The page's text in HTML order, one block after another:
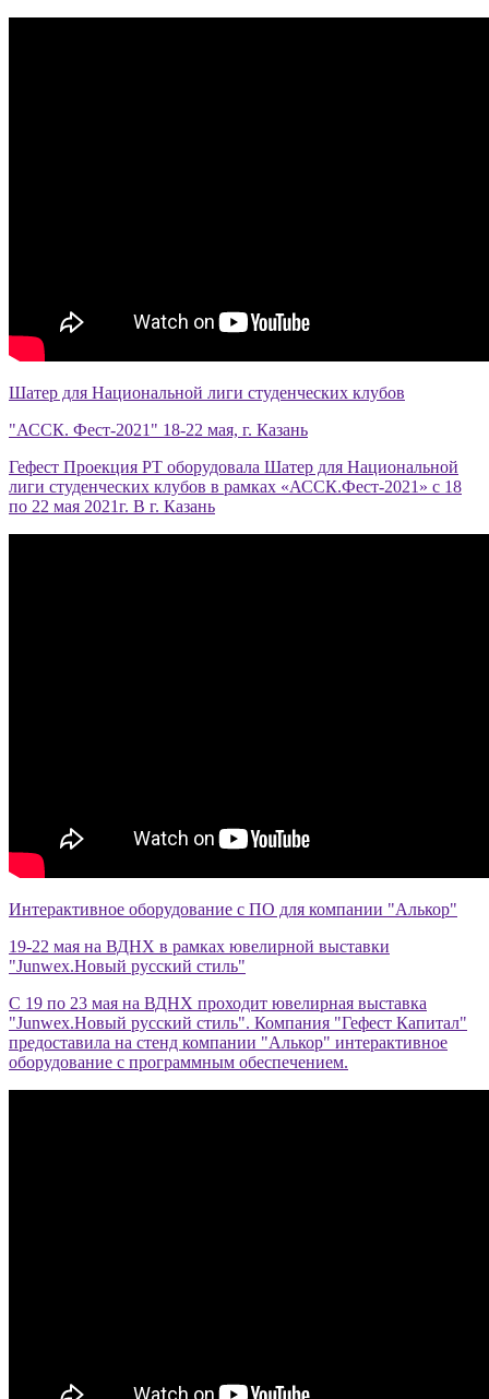
Шатер для Национальной лиги студенческих клубов
"АССК. Фест-2021" 18-22 мая, г. Казань
Гефест Проекция РТ оборудовала Шатер для Национальной
лиги студенческих клубов в рамках «АССК.Фест-2021» с 18
по 22 мая 2021г. В г. Казань
Интерактивное оборудование с ПО для компании "Алькор"
19-22 мая на ВДНХ в рамках ювелирной выставки
"Junwex.Новый русский стиль"
С 19 по 23 мая на ВДНХ проходит ювелирная выставка
"Junwex.Новый русский стиль". Компания "Гефест Капитал"
предоставила на стенд компании "Алькор" интерактивное
оборудование с программным обеспечением.